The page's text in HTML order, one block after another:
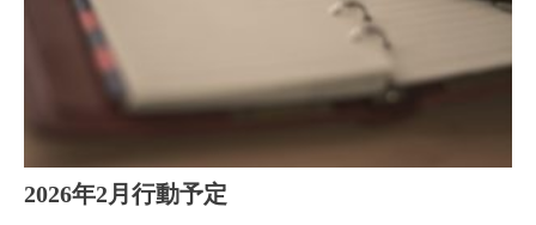
2026年2月行動予定